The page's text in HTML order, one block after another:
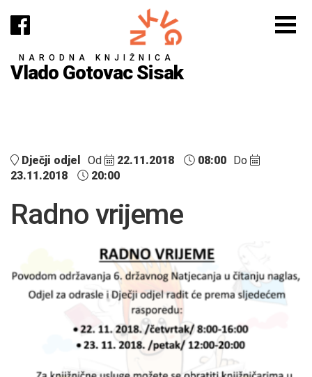
NARODNA KNJIŽNICA
Vlado Gotovac Sisak
Dječji odjel Od 22.11.2018 08:00 Do
23.11.2018
20:00
Radno vrijeme